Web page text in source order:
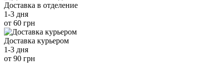
Доставка в отделение
1-3 дня
от 60 грн
Доставка курьером
1-3 дня
от 90 грн